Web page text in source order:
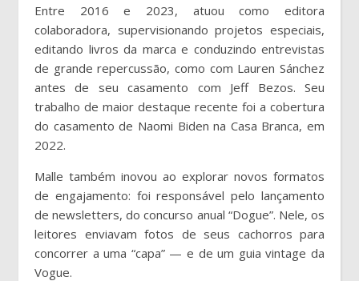
Entre 2016 e 2023, atuou como editora
colaboradora, supervisionando projetos especiais,
editando livros da marca e conduzindo entrevistas
de grande repercussão, como com Lauren Sánchez
antes de seu casamento com Jeff Bezos. Seu
trabalho de maior destaque recente foi a cobertura
do casamento de Naomi Biden na Casa Branca, em
2022.
Malle também inovou ao explorar novos formatos
de engajamento: foi responsável pelo lançamento
de newsletters, do concurso anual “Dogue”. Nele, os
leitores enviavam fotos de seus cachorros para
concorrer a uma “capa” — e de um guia vintage da
Vogue.